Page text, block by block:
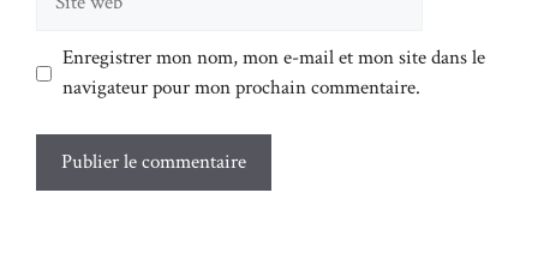
Enregistrer mon nom, mon e-mail et mon site dans le
navigateur pour mon prochain commentaire.